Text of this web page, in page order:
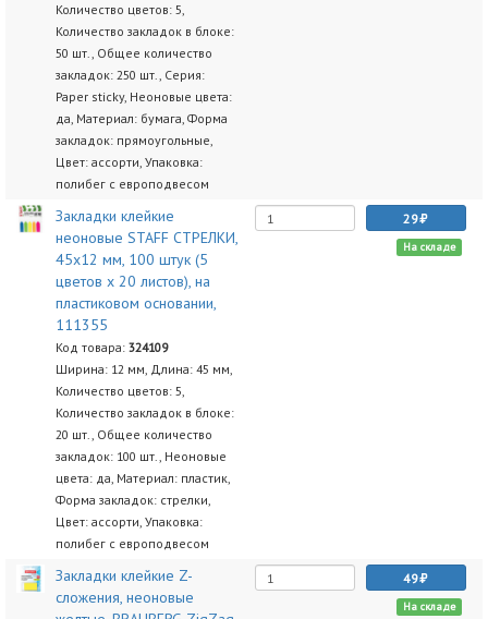
Количество цветов: 5,
Количество закладок в блоке:
50 шт., Общее количество
закладок: 250 шт., Серия:
Paper sticky, Неоновые цвета:
да, Материал: бумага, Форма
закладок: прямоугольные,
Цвет: ассорти, Упаковка:
полибег с европодвесом
Закладки клейкие
неоновые STAFF СТРЕЛКИ,
45х12 мм, 100 штук (5
цветов х 20 листов), на
пластиковом основании,
111355
Код товара: 324109
Ширина: 12 мм, Длина: 45 мм,
Количество цветов: 5,
Количество закладок в блоке:
20 шт., Общее количество
закладок: 100 шт., Неоновые
цвета: да, Материал: пластик,
Форма закладок: стрелки,
Цвет: ассорти, Упаковка:
полибег с европодвесом
29
На складе
Закладки клейкие Z-
сложения, неоновые
49
На складе